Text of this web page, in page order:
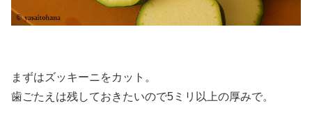
まずはズッキーニをカット。
歯ごたえは残しておきたいので5ミリ以上の厚みで。